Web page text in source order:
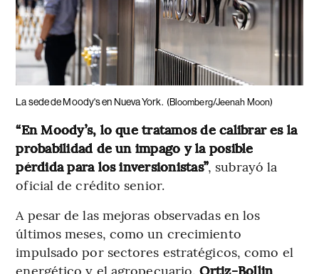
La sede de Moody's en Nueva York. (Bloomberg/Jeenah Moon)
“En Moody’s, lo que tratamos de calibrar es la
probabilidad de un impago y la posible
pérdida para los inversionistas”, subrayó la
oficial de crédito senior.
A pesar de las mejoras observadas en los
últimos meses, como un crecimiento
impulsado por sectores estratégicos, como el
energético y el agropecuario,Ortiz-Bollin